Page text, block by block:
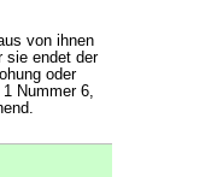
von ihnen
sie endet der
oder
Nummer 6,